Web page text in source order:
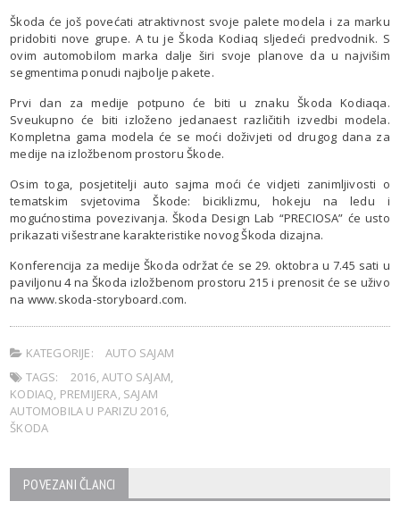
Škoda će još povećati atraktivnost svoje palete modela i za marku
pridobiti nove grupe. A tu je Škoda Kodiaq sljedeći predvodnik. S
ovim automobilom marka dalje širi svoje planove da u najvišim
segmentima ponudi najbolje pakete.
Prvi dan za medije potpuno će biti u znaku Škoda Kodiaqa.
Sveukupno će biti izloženo jedanaest različitih izvedbi modela.
Kompletna gama modela će se moći doživjeti od drugog dana za
medije na izložbenom prostoru Škode.
Osim toga, posjetitelji auto sajma moći će vidjeti zanimljivosti o
tematskim svjetovima Škode: biciklizmu, hokeju na ledu i
mogućnostima povezivanja. Škoda Design Lab “PRECIOSA” će usto
prikazati višestrane karakteristike novog Škoda dizajna.
Konferencija za medije Škoda održat će se 29. oktobra u 7.45 sati u
paviljonu 4 na Škoda izložbenom prostoru 215 i prenosit će se uživo
na www.skoda-storyboard.com.
KATEGORIJE:
AUTO SAJAM
TAGS:
2016 AUTO SAJAM
KODIAQ PREMIJERA SAJAM
AUTOMOBILA U PARIZU 2016,
ŠKODA
POVEZANI ČLANCI